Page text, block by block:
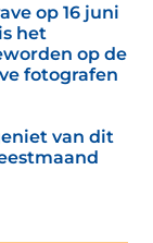
op 16 juni
het
op de
fotografen
van dit